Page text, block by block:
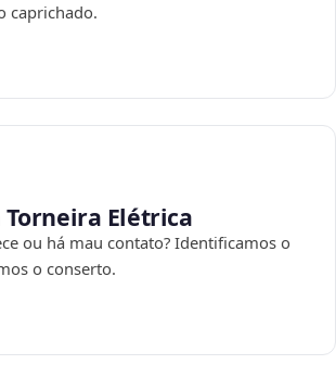
caprichado.
Torneira Elétrica
ou há mau contato? Identificamos o
o conserto.